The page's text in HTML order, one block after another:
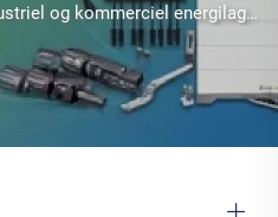
og kommerciel energilagring